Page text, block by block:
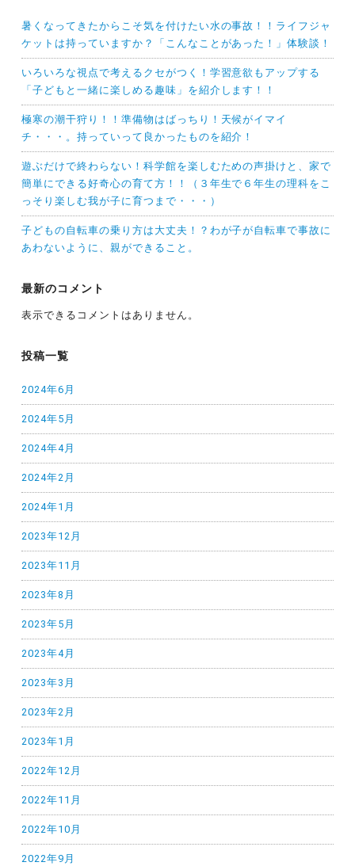
暑くなってきたからこそ気を付けたい水の事故！！ライフジャ
ケットは持っていますか？「こんなことがあった！」体験談！
いろいろな視点で考えるクセがつく！学習意欲もアップする
「子どもと一緒に楽しめる趣味」を紹介します！！
極寒の潮干狩り！！準備物はばっちり！天候がイマイ
チ・・・。持っていって良かったものを紹介！
遊ぶだけで終わらない！科学館を楽しむための声掛けと、家で
簡単にできる好奇心の育て方！！（３年生で６年生の理科をこ
っそり楽しむ我が子に育つまで・・・）
子どもの自転車の乗り方は大丈夫！？わが子が自転車で事故に
あわないように、親ができること。
最新のコメント
表示できるコメントはありません。
投稿一覧
2024年6月
2024年5月
2024年4月
2024年2月
2024年1月
2023年12月
2023年11月
2023年8月
2023年5月
2023年4月
2023年3月
2023年2月
2023年1月
2022年12月
2022年11月
2022年10月
2022年9月